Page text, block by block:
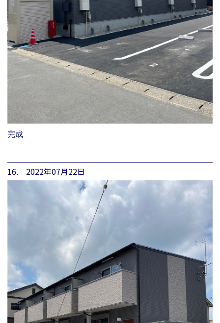
完成
16. 2022年07月22日